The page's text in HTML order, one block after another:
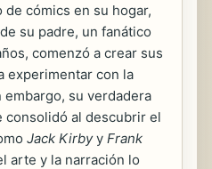
cómics en su hogar,
su padre, un fanático
comenzó a crear sus
experimentar con la
su verdadera
consolidó al descubrir el
Jack Kirbyy Frank
arte y la narración lo